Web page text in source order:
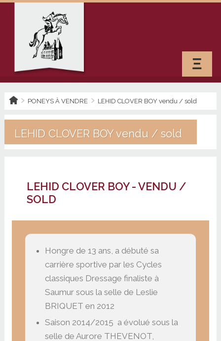
Ξ
PONEYS À VENDRE LEHID CLOVER BOY vendu / sold
LEHID CLOVER BOY vendu / sold
LEHID CLOVER BOY - VENDU /
SOLD
Hongre de 13 ans, a débuté sa
carrière sportive par les Cycles
classiques Dressage finaliste à
Saumur sous la selle de Leslie
BRIQUET en 2012
Saison 2014/2015 a évolué sous la
selle de Aurore THEVENOT,